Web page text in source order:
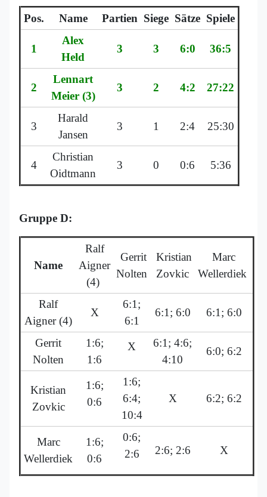
Pos. Name Partien Siege Sätze Spiele
1
Alex
Held
3 3 6:0 36:5
2
Lennart
Meier (3)
3 2 4:2 27:22
3
Harald
Jansen
3 1 2:4 25:30
4
Christian
Oidtmann
3 0 0:6 5:36
Gruppe D:
Name
Ralf
Aigner
(4)
Gerrit
Nolten
Kristian
Zovkic
Marc
Wellerdiek
Ralf
Aigner (4)
X
6:1;
6:1
6:1; 6:0 6:1; 6:0
Gerrit
Nolten
1:6;
1:6
X
6:1; 4:6;
4:10
6:0; 6:2
Kristian
Zovkic
1:6;
0:6
1:6;
6:4;
10:4
X 6:2; 6:2
Marc
Wellerdiek
1:6;
0:6
0:6;
2:6
2:6; 2:6 X